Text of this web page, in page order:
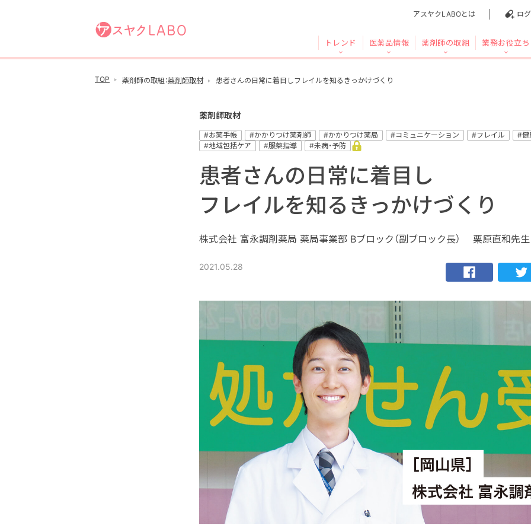
アスヤクLABOとは ロ
トレンド 医薬品情報 薬剤師の取組 業務お役立ち
TOP 薬剤師の取組：薬剤師取材 患者さんの日常に着目しフレイルを知るきっかけづくり
薬剤師取材
#お薬手帳 #かかりつけ薬剤師 #かかりつけ薬局 #コミュニケーション #フレイル
#健
#地域包括ケア
#服薬指導 #未病・予防
患者さんの日常に着目し
フレイルを知るきっかけづくり
株式会社 富永調剤薬局 薬局事業部 Bブロック（副ブロック長） 栗原直和先生
2021.05.28